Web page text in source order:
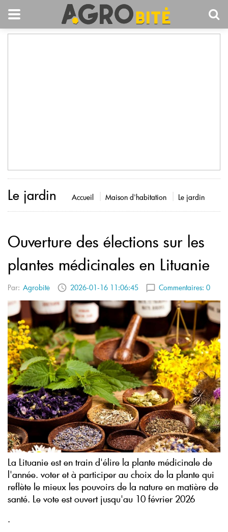
Le jardin Accueil Maison d'habitation Le jardin
Ouverture des élections sur les
plantes médicinales en Lituanie
Par: Agrobitė 2026-01-16 11:06:45 Commentaires: 0
La Lituanie est en train d'élire la plante médicinale de
l'année. voter et à participer au choix de la plante qui
reflète le mieux les pouvoirs de la nature en matière de
santé. Le vote est ouvert jusqu'au 10 février 2026
.